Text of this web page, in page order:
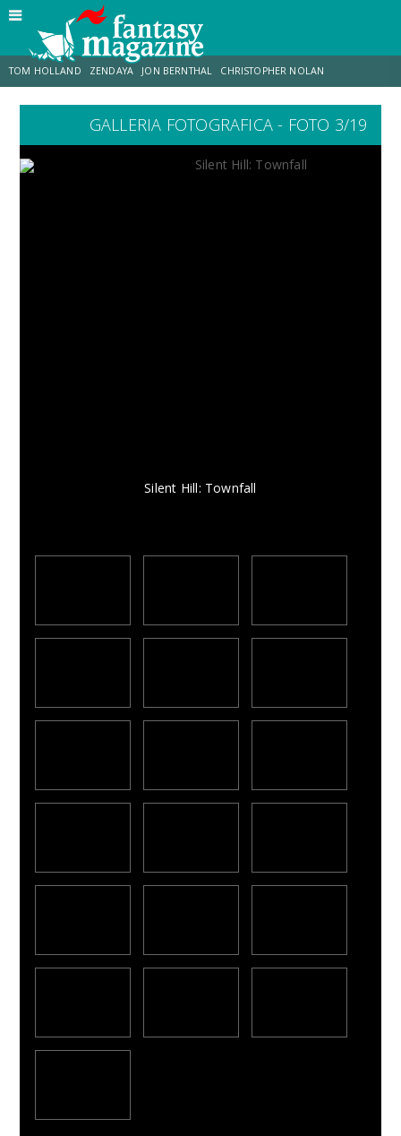
TOM HOLLAND ZENDAYA JON BERNTHAL CHRISTOPHER NOLAN
LUCCA COMICS & GAMES ODISSEA CHRIS MCKENNA
GALLERIA FOTOGRAFICA - FOTO 3/19
Silent Hill: Townfall